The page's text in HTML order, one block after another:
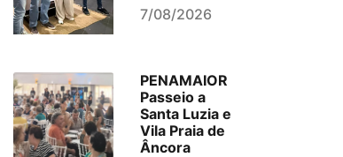
7/08/2026
PENAMAIOR
Passeio a
Santa Luzia e
Vila Praia de
Âncora